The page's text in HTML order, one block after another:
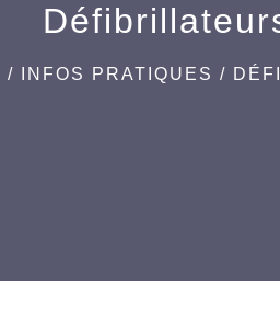
/ INFOS PRATIQUES /